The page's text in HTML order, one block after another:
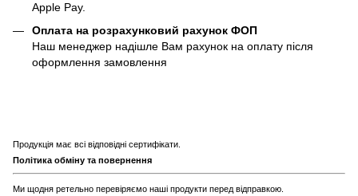
Apple Pay.
Оплата на розрахунковий рахунок ФОП
Наш менеджер надішле Вам рахунок на оплату після
оформлення замовлення
Продукція має всі відповідні сертифікати.
Політика обміну та повернення
Ми щодня ретельно перевіряємо наші продукти перед відправкою.